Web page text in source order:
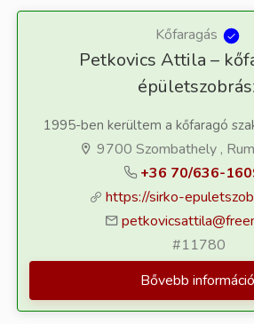
Kőfaragás
Petkovics Attila –
1995-ben kerültem a kőfaragó
9700 Szombathely ,
+36 70/636-
https://sirko-
#11780
Bővebb információ